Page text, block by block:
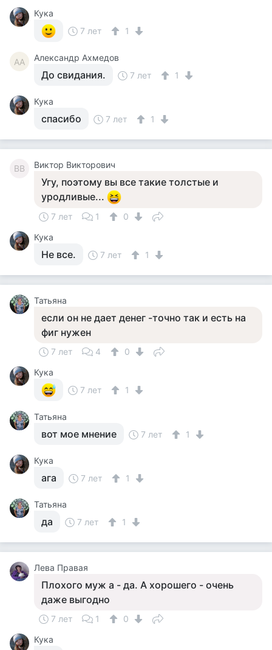
Кука
7 лет
1
АА Александр Ахмедов
До свидания. 7 лет 1
Кука
спасибо 7 лет 1
ВВ Виктор Викторович
Угу, поэтому вы все такие толстые и
уродливые...
7 лет 1
0
Кука
Не все. 7 лет 1
Татьяна
если он не дает денег -точно так и есть на
фиг нужен
7 лет 4
0
Кука
7 лет
1
Татьяна
вот мое мнение 7 лет 1
Кука
ага 7 лет 1
Татьяна
да 7 лет 1
Лева Правая
Плохого муж а - да. А хорошего - очень
даже выгодно
7 лет 1
0
Кука